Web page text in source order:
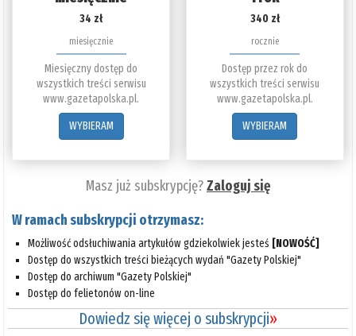
34 zł
miesięcznie
Miesięczny dostęp do
wszystkich treści serwisu
www.gazetapolska.pl.
WYBIERAM
340 zł
rocznie
Dostęp przez rok do
wszystkich treści serwisu
www.gazetapolska.pl.
WYBIERAM
Masz już subskrypcję?Zaloguj się
W ramach subskrypcji otrzymasz:
Możliwość odsłuchiwania artykułów gdziekolwiek jesteś [NOWOŚĆ]
Dostęp do wszystkich treści bieżących wydań "Gazety Polskiej"
Dostęp do archiwum "Gazety Polskiej"
Dostęp do felietonów on-line
Dowiedz się więcej o subskrypcji»